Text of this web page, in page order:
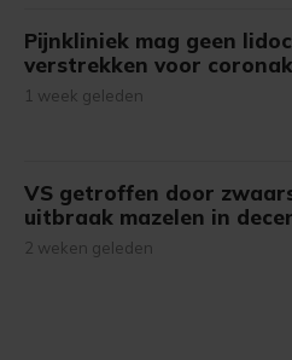
Pijnkliniek mag geen
verstrekken voor
1 week geleden
VS getroffen door
uitbraak mazelen in
2 weken geleden